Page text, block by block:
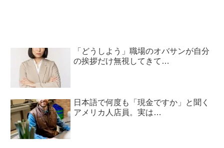
「どうしよう」職場のオバサンが自分
の挨拶だけ無視してきて…
日本語で何度も「現金ですか」と聞く
アメリカ人店員。実は…